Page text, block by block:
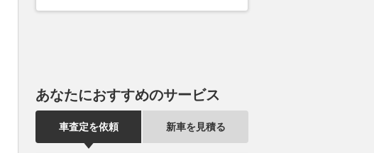
あなたにおすすめのサービス
車査定を依頼 新車を見積る